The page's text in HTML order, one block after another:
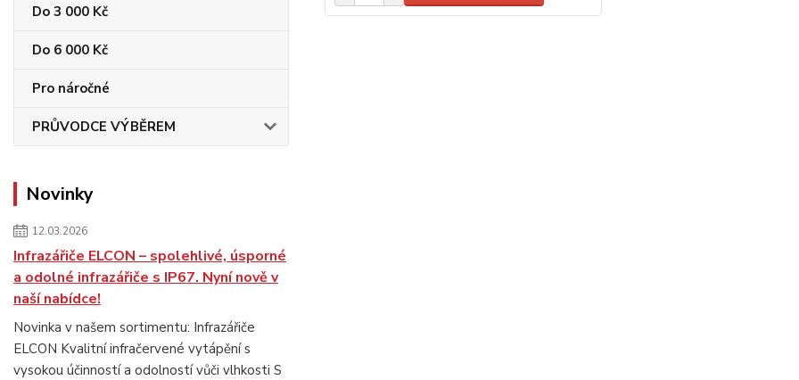
Do 3 000 Kč
Do 6 000 Kč
Pro náročné
PRŮVODCE VÝBĚREM
Novinky
12.03.2026
Infrazářiče ELCON – spolehlivé, úsporné
a odolné infrazářiče s IP67. Nyní nově v
naší nabídce!
Novinka v našem sortimentu: Infrazářiče
ELCON Kvalitní infračervené vytápění s
vysokou účinností a odolností vůči vlhkosti S